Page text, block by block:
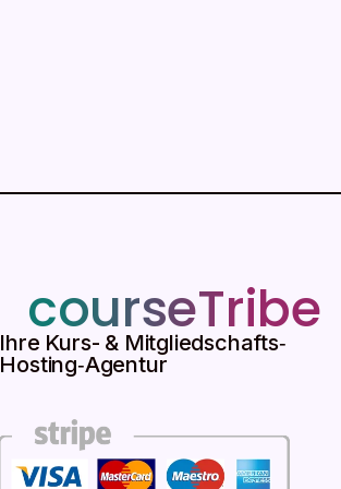
courseTribe
Ihre Kurs- & Mitgliedschafts‑
Hosting‑Agentur